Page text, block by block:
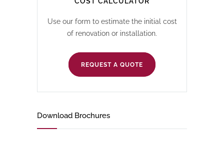
Use our form to estimate the initial cost
of renovation or installation.
REQUEST A QUOTE
Download Brochures